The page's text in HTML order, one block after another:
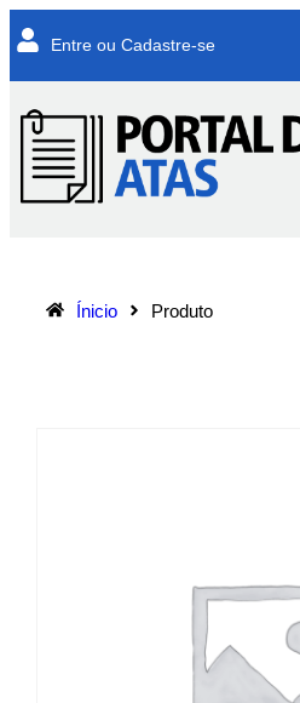
Entre ou Cadastre-se
Ínicio Produto